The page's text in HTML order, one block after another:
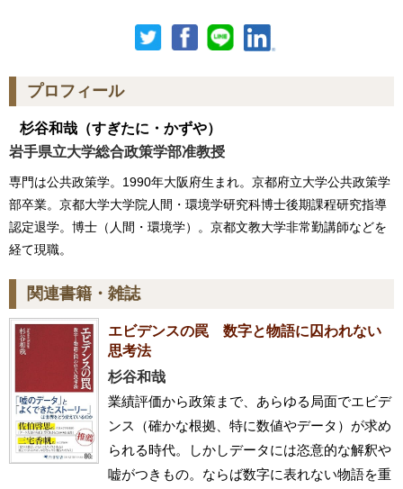
プロフィール
杉谷和哉 （すぎたに・かずや）
岩手県立大学総合政策学部准教授
専門は公共政策学。1990年大阪府生まれ。京都府立大学公共政策学
部卒業。京都大学大学院人間・環境学研究科博士後期課程研究指導
認定退学。博士（人間・環境学）。京都文教大学非常勤講師などを
経て現職。
関連書籍・雑誌
エビデンスの罠 数字と物語に囚われない
思考法
杉谷和哉
業績評価から政策まで、あらゆる局面でエビデ
ンス（確かな根拠、特に数値やデータ）が求め
られる時代。しかしデータには恣意的な解釈や
嘘がつきもの。ならば数字に表れない物語を重